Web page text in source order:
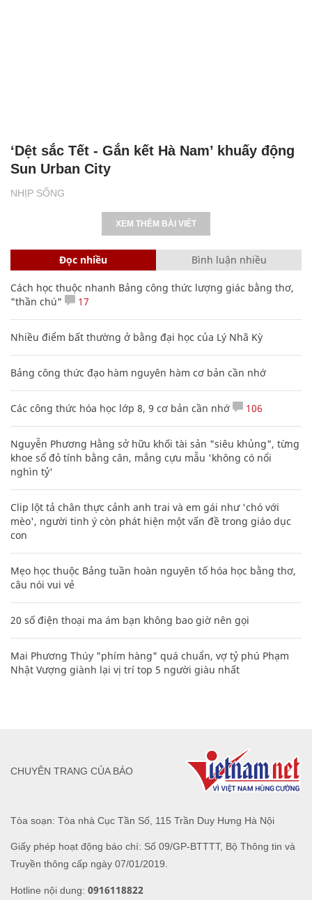
NHỊP SỐNG
‘Dệt sắc Tết - Gắn kết Hà Nam’ khuấy động
Sun Urban City
XEM THÊM BÀI VIẾT
Đọc nhiều Bình luận nhiều
Cách học thuộc nhanh Bảng công thức lượng giác bằng thơ,
"thần chú"
17
Nhiều điểm bất thường ở bằng đại học của Lý Nhã Kỳ
Bảng công thức đạo hàm nguyên hàm cơ bản cần nhớ
Các công thức hóa học lớp 8, 9 cơ bản cần nhớ 106
Nguyễn Phương Hằng sở hữu khối tài sản "siêu khủng", từng
khoe sổ đỏ tính bằng cân, mắng cựu mẫu 'không có nổi
nghìn tỷ'
Clip lột tả chân thực cảnh anh trai và em gái như 'chó với
mèo', người tinh ý còn phát hiện một vấn đề trong giáo dục
con
Mẹo học thuộc Bảng tuần hoàn nguyên tố hóa học bằng thơ,
câu nói vui vẻ
20 số điện thoại ma ám bạn không bao giờ nên gọi
Mai Phương Thúy "phím hàng" quá chuẩn, vợ tỷ phú Phạm
Nhật Vượng giành lại vị trí top 5 người giàu nhất
Tòa soạn: Tòa nhà Cục Tần Số, 115 Trần Duy Hưng Hà Nội
Giấy phép hoạt động báo chí: Số 09/GP-BTTTT, Bộ Thông tin và
Truyền thông cấp ngày 07/01/2019.
Hotline nội dung: 0916118822
CHUYÊN TRANG CỦA BÁO